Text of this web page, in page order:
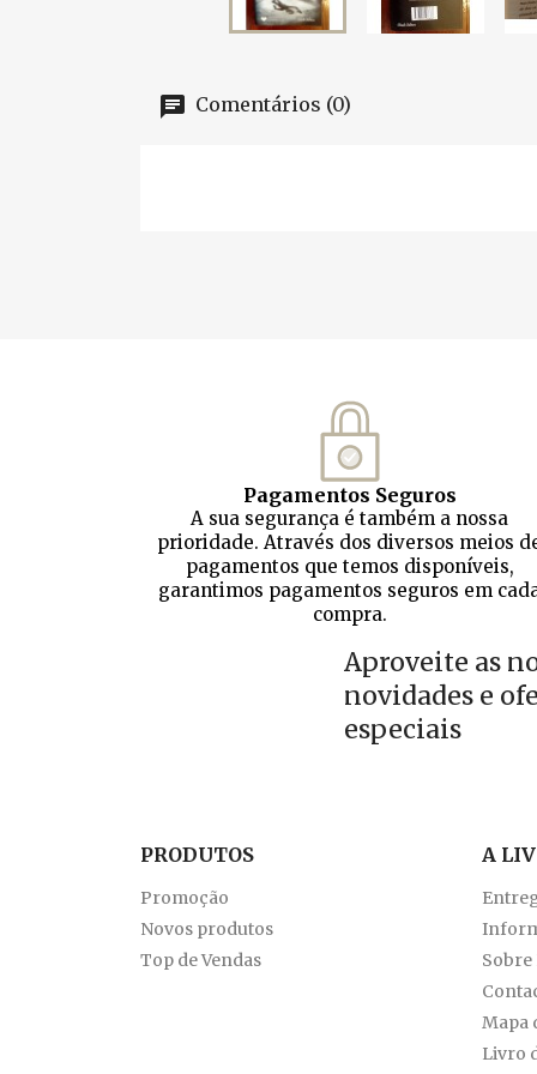
Comentários (0)
Pagamentos Seguros
A sua segurança é também a nossa
prioridade. Através dos diversos meios
pagamentos que temos disponíveis,
garantimos pagamentos seguros em
compra.
Aproveite as
novidades e
especiais
PRODUTOS
Promoção
Novos produtos
Top de Vendas
A
Sobre
Mapa
Livro